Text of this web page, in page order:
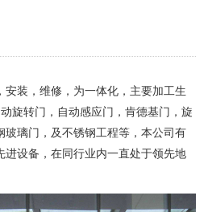
安装，维修，为一体化，主要加工生
旋转门，自动感应门，肯德基门，旋
玻璃门，及不锈钢工程等，本公司有
进设备，在同行业内一直处于领先地